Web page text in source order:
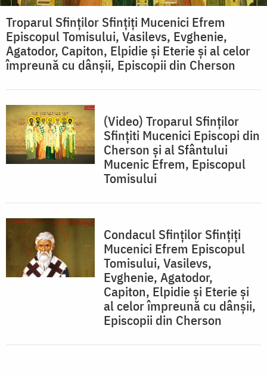
Troparul Sfinţilor Sfinţiţi Mucenici Efrem
Episcopul Tomisului, Vasilevs, Evghenie,
Agatodor, Capiton, Elpidie şi Eterie şi al celor
împreună cu dânşii, Episcopii din Cherson
(Video) Troparul Sfinților
Sfințiti Mucenici Episcopi din
Cherson și al Sfântului
Mucenic Efrem, Episcopul
Tomisului
Condacul Sfinţilor Sfinţiţi
Mucenici Efrem Episcopul
Tomisului, Vasilevs,
Evghenie, Agatodor,
Capiton, Elpidie şi Eterie şi
al celor împreună cu dânşii,
Episcopii din Cherson